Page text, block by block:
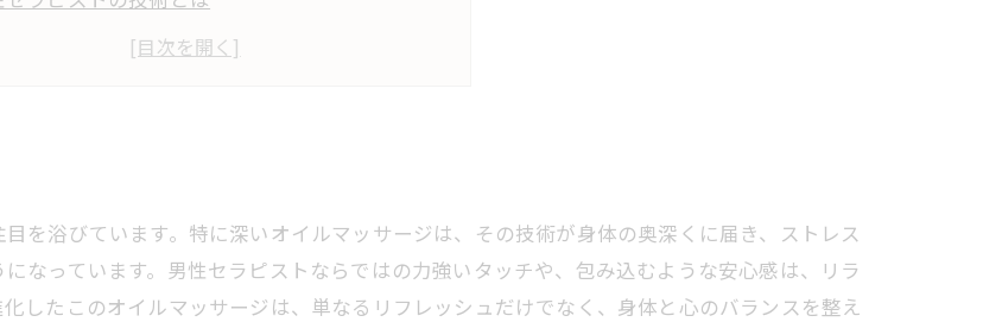
リラクゼーションの体験
を浴びています。特に深いオイルマッサージは、その技術が身体の奥深くに届き、ストレス
なっています。男性セラピストならではの力強いタッチや、包み込むような安心感は、リラ
したこのオイルマッサージは、単なるリフレッシュだけでなく、身体と心のバランスを整え